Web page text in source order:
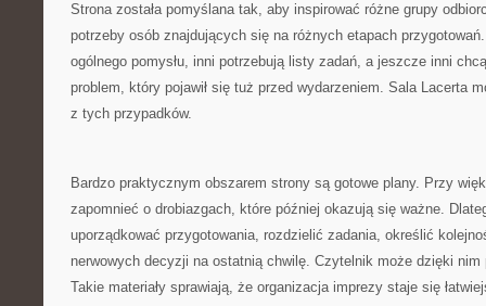
Strona została pomyślana tak, aby inspirować różne grupy
potrzeby osób znajdujących się na różnych etapach
ogólnego pomysłu, inni potrzebują listy zadań, a jeszcze inni
problem, który pojawił się tuż przed wydarzeniem. Sala Lacerta
z tych przypadków.
Bardzo praktycznym obszarem strony są gotowe plany. Przy
zapomnieć o drobiazgach, które później okazują się ważne.
uporządkować przygotowania, rozdzielić zadania, określić
nerwowych decyzji na ostatnią chwilę. Czytelnik może dzięki
Takie materiały sprawiają, że organizacja imprezy staje się